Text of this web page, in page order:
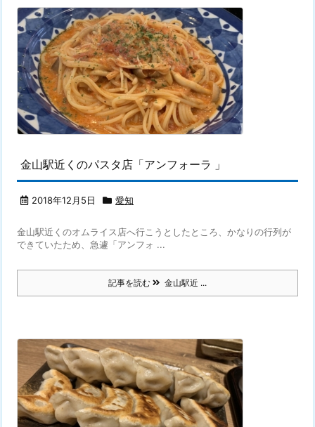
金山駅近くのパスタ店「アンフォーラ 」
2018年12月5日 愛知
金山駅近くのオムライス店へ行こうとしたところ、かなりの行列が
できていたため、急遽「アンフォ ...
記事を読む 金山駅近 ...